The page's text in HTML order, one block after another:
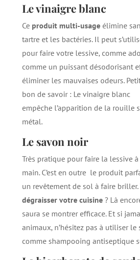
Le vinaigre blanc
Ce produit multi-usageélimine
tartre et les bactéries. Il peut
pour faire votre lessive, comme
comme un puissant désodorisant
éliminer les mauvaises odeurs.
bon de savoir : Le vinaigre blanc
empêche l’apparition de la rouille
métal.
Le savon noir
Très pratique pour faire la lessive à
main. C’est en outre le produit
un revêtement de sol à faire
dégraisser votre cuisine? Là
saura se montrer efficace. Et si
animaux, n’hésitez pas à utiliser le
comme shampooing antiseptique